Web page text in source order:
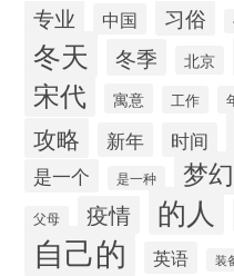
专业 中国 习俗
冬天 冬季 北京
宋代 寓意 工作
攻略 新年 时间
是一个 是一种 梦
父母 疫情 的人
自己的 英语 装